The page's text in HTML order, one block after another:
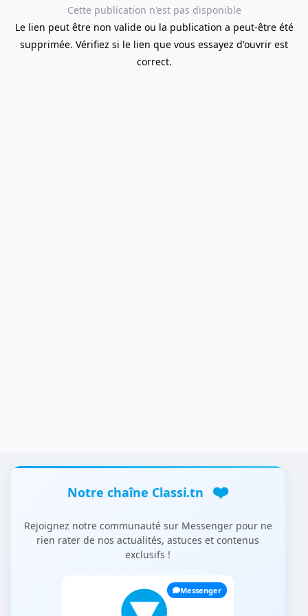
Cette publication n'est pas disponible
Le lien peut être non valide ou la publication a peut-être été
supprimée. Vérifiez si le lien que vous essayez d'ouvrir est
correct.
Notre chaîne Classi.tn ❤️
Rejoignez notre communauté sur Messenger pour ne
rien rater de nos actualités, astuces et contenus
exclusifs !
Messenger